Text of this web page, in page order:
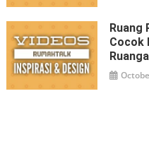
Ruang
Cocok